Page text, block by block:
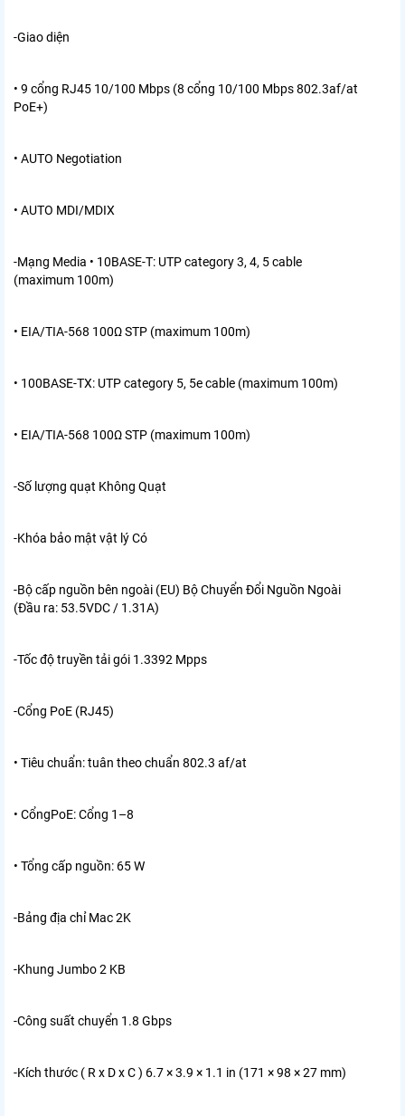
-Giao diện
• 9 cổng RJ45 10/100 Mbps (8 cổng 10/100 Mbps 802.3af/at
PoE+)
• AUTO Negotiation
• AUTO MDI/MDIX
-Mạng Media • 10BASE-T: UTP category 3, 4, 5 cable
(maximum 100m)
• EIA/TIA-568 100Ω STP (maximum 100m)
• 100BASE-TX: UTP category 5, 5e cable (maximum 100m)
• EIA/TIA-568 100Ω STP (maximum 100m)
-Số lượng quạt Không Quạt
-Khóa bảo mật vật lýCó
-Bộ cấp nguồn bên ngoài (EU) Bộ Chuyển Đổi Nguồn Ngoài
(Đầu ra: 53.5VDC / 1.31A)
-Tốc độ truyền tải gói 1.3392 Mpps
-Cổng PoE (RJ45)
• Tiêu chuẩn: tuân theo chuẩn 802.3 af/at
• CổngPoE: Cổng 1–8
• Tổng cấp nguồn: 65 W
-Bảng địa chỉ Mac2K
-Khung Jumbo2 KB
-Công suất chuyển 1.8 Gbps
-Kích thước ( R x D x C ) 6.7 × 3.9 × 1.1 in (171 × 98 × 27 mm)